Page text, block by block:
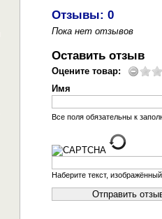
Отзывы: 0
Пока нет отзывов
Оставить отзыв
Оцените товар:
Имя
Все поля обязательны к
Наберите текст,